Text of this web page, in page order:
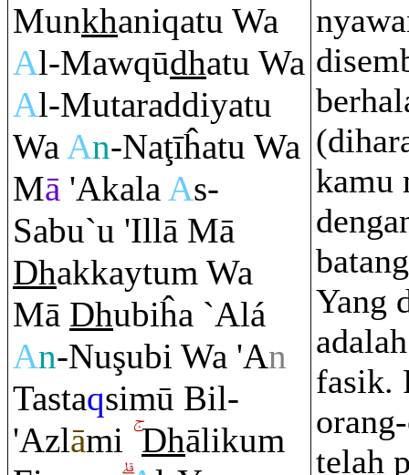
Munkhaniqatu Wa
Al-Mawqūdhatu Wa
Al-Mutaraddiyatu
WaAn-Naţīĥatu Wa
Mā 'AkalaAs-
Sabu`u 'Illā Mā
Dhakkaytum Wa
Mā Dhubiĥa `Alá
An-Nuşubi Wa 'An
Tastaqsimū Bil-
'Azlāmi Dhālikum
kamu
Yang
fasik.
telah